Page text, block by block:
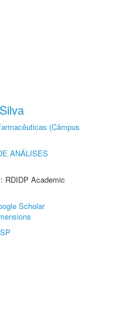
(Câmpus
ANÁLISES
RDIDP Academic
Scholar